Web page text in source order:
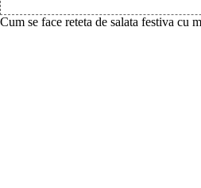
Cum se face reteta de salata festiva cu